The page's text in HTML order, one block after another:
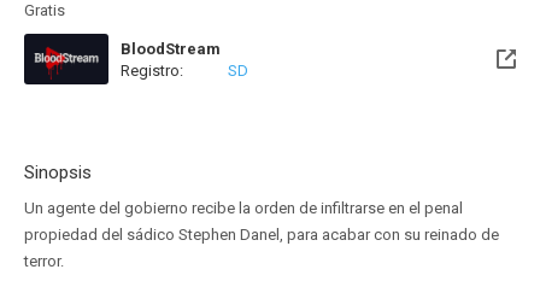
Gratis
BloodStream
Registro:
SD
Sinopsis
Un agente del gobierno recibe la orden de infiltrarse en el penal
propiedad del sádico Stephen Danel, para acabar con su reinado de
terror.